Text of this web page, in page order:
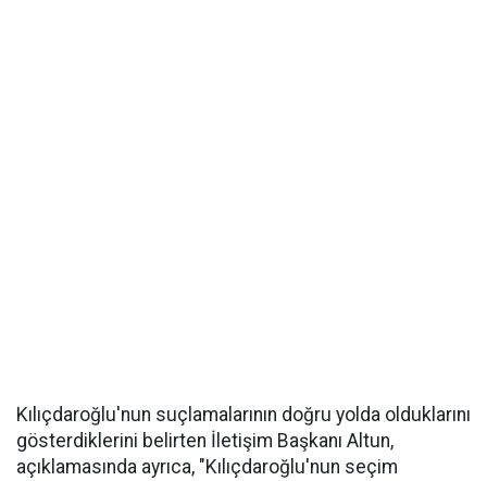
Kılıçdaroğlu'nun suçlamalarının doğru yolda olduklarını
gösterdiklerini belirten İletişim Başkanı Altun,
açıklamasında ayrıca, "Kılıçdaroğlu'nun seçim